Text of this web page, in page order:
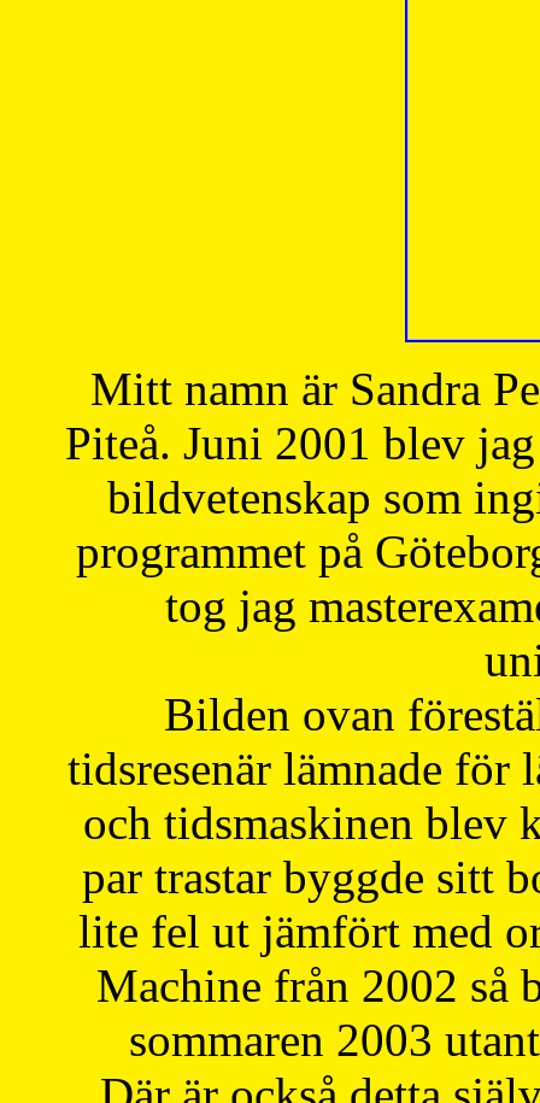
Mitt namn är Sandra
Piteå. Juni 2001 blev
bildvetenskap som
programmet på
tog jag
Bilden ovan
tidsresenär lämnade för
och tidsmaskinen blev
par trastar byggde sitt
lite fel ut jämfört med
Machine från 2002 så
sommaren 2003